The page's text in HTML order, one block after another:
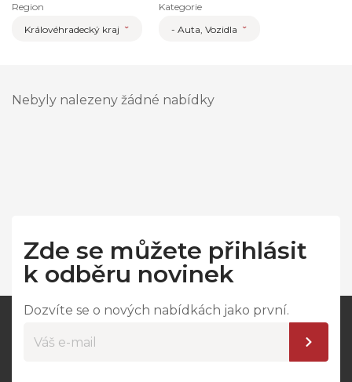
Region
Královéhradecký kraj
Kategorie
- Auta, Vozidla
Nebyly nalezeny žádné nabídky
Zde se můžete přihlásit
k odběru novinek
Dozvíte se o nových nabídkách jako první.